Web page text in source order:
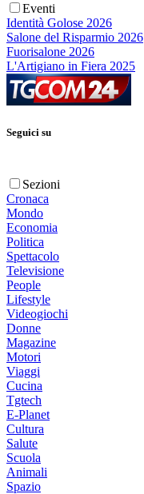
Eventi
Identità Golose 2026
Salone del Risparmio 2026
Fuorisalone 2026
L'Artigiano in Fiera 2025
Seguici su
Sezioni
Cronaca
Mondo
Economia
Politica
Spettacolo
Televisione
People
Lifestyle
Videogiochi
Donne
Magazine
Motori
Viaggi
Cucina
Tgtech
E-Planet
Cultura
Salute
Scuola
Animali
Spazio